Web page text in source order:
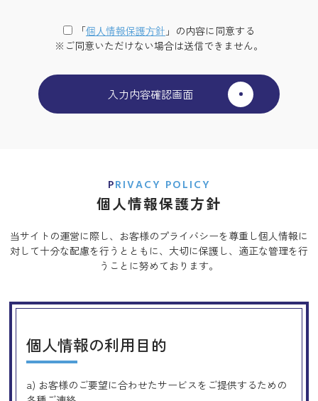
「個⼈情報保護⽅針 」の内容に同意する
※ご同意いただけない場合は送信できません。
PRIVACY POLICY
個人情報保護方針
当サイトの運営に際し、お客様のプライバシーを尊重し個人情報に
対して十分な配慮を行うとともに、 大切に保護し、適正な管理を行
うことに努めております。
個人情報の利用目的
a) お客様のご要望に合わせたサービスをご提供するための